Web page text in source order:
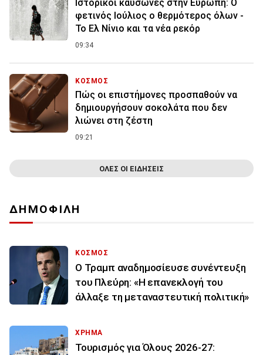
Ιστορικοί καύσωνες στην Ευρώπη: Ο
φετινός Ιούλιος ο θερμότερος όλων -
Το Ελ Νίνιο και τα νέα ρεκόρ
09:34
ΚΟΣΜΟΣ
Πώς οι επιστήμονες προσπαθούν να
δημιουργήσουν σοκολάτα που δεν
λιώνει στη ζέστη
09:21
ΟΛΕΣ ΟΙ ΕΙΔΗΣΕΙΣ
ΔΗΜΟΦΙΛΗ
ΚΟΣΜΟΣ
Ο Τραμπ αναδημοσίευσε συνέντευξη
του Πλεύρη: «Η επανεκλογή του
άλλαξε τη μεταναστευτική πολιτική»
ΧΡΗΜΑ
Τουρισμός για Όλους 2026-27: